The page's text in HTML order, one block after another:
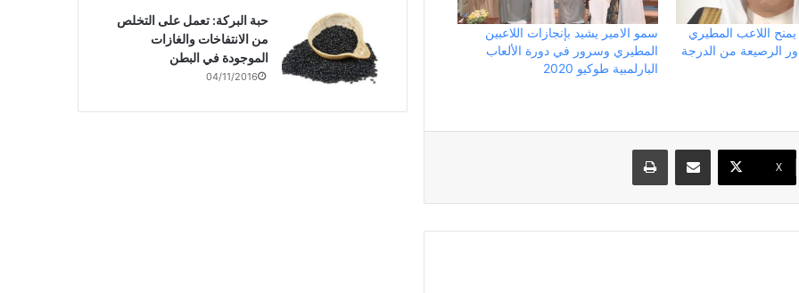
يمنح اللاعب المطيري
الرصيعة من الدرجة
سمو الامير يشيد بإنجازات اللاعبين
المطيري وسرور في دورة الألعاب
البارلمبية طوكيو 2020
X
مشاركة عبر البريد طباعة
حبة البركة: تعمل على التخلص
من الانتفاخات والغازات
الموجودة في البطن
04/11/2016